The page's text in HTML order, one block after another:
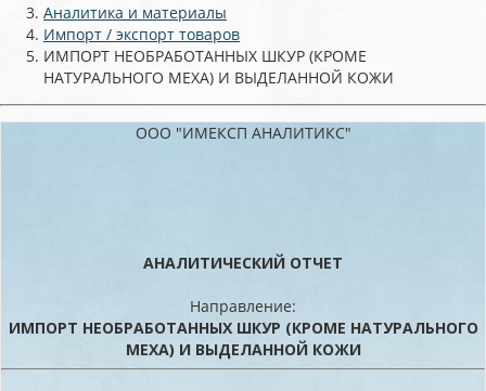
Аналитика и материалы
Импорт / экспорт товаров
ИМПОРТ НЕОБРАБОТАННЫХ ШКУР (КРОМЕ
НАТУРАЛЬНОГО МЕХА) И ВЫДЕЛАННОЙ КОЖИ
ООО "ИМЕКСП АНАЛИТИКС"
АНАЛИТИЧЕСКИЙ ОТЧЕТ
Направление:
ИМПОРТ НЕОБРАБОТАННЫХ ШКУР (КРОМЕ НАТУРАЛЬНОГО
МЕХА) И ВЫДЕЛАННОЙ КОЖИ